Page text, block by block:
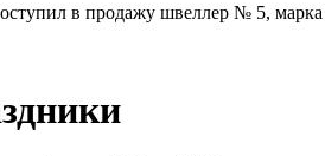
в продажу швеллер № 5,